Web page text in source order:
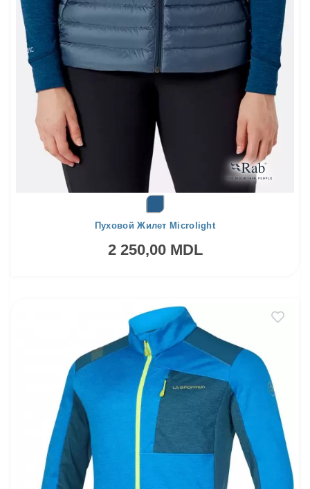
Пуховой Жилет Microlight
2 250,00 MDL